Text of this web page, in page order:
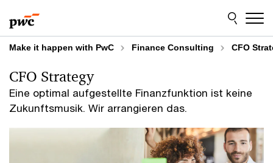
to
content
to
footer
Make it happen with PwC Finance Consulting CFO
Eine optimal aufgestellte Finanzfunktion ist keine
Zukunftsmusik. Wir arrangieren das.
CFO Strategy